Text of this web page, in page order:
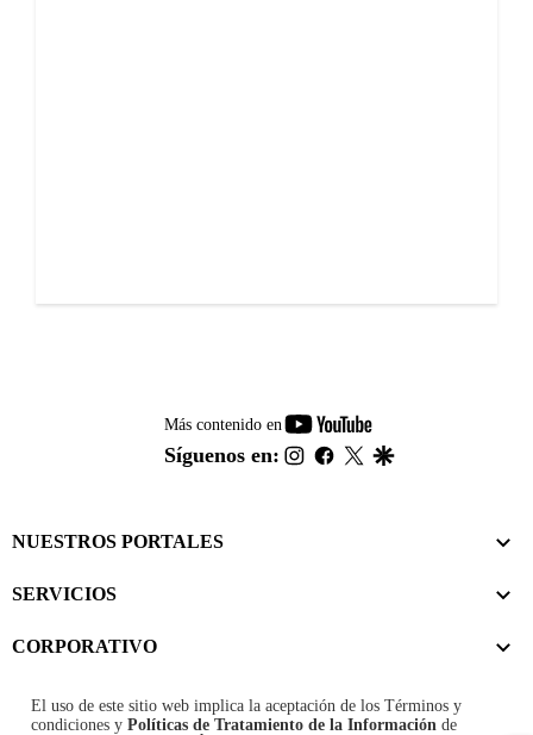
Más contenido en
youtube-
footer
Síguenos en: instagram
facebook
twitter
NUESTROS PORTALES
SERVICIOS
CORPORATIVO
El uso de este sitio web implica la aceptación de los Términos y
condiciones y Políticas de Tratamiento de la Información de